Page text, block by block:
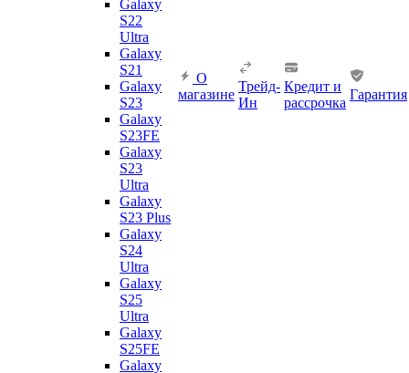
Galaxy
S22
Ultra
Galaxy
S21
Galaxy
S23
Galaxy
S23FE
Galaxy
S23
Ultra
Galaxy
S23 Plus
Galaxy
S24
Ultra
Galaxy
S25
Ultra
Galaxy
S25FE
Galaxy
О
магазине
Трейд-
Ин
Кредит и
рассрочка
Гарантия